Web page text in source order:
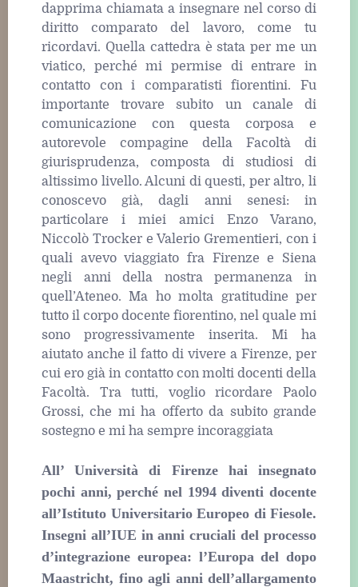
dapprima chiamata a insegnare nel corso di
diritto comparato del lavoro, come tu
ricordavi. Quella cattedra è stata per me un
viatico, perché mi permise di entrare in
contatto con i comparatisti fiorentini. Fu
importante trovare subito un canale di
comunicazione con questa corposa e
autorevole compagine della Facoltà di
giurisprudenza, composta di studiosi di
altissimo livello. Alcuni di questi, per altro, li
conoscevo già, dagli anni senesi: in
particolare i miei amici Enzo Varano,
Niccolò Trocker e Valerio Grementieri, con i
quali avevo viaggiato fra Firenze e Siena
negli anni della nostra permanenza in
quell’Ateneo. Ma ho molta gratitudine per
tutto il corpo docente fiorentino, nel quale mi
sono progressivamente inserita. Mi ha
aiutato anche il fatto di vivere a Firenze, per
cui ero già in contatto con molti docenti della
Facoltà. Tra tutti, voglio ricordare Paolo
Grossi, che mi ha offerto da subito grande
sostegno e mi ha sempre incoraggiata
All’ Università di Firenze hai insegnato
pochi anni, perché nel 1994 diventi docente
all’Istituto Universitario Europeo di Fiesole.
Insegni all’IUE in anni cruciali del processo
d’integrazione europea: l’Europa del dopo
Maastricht, fino agli anni dell’allargamento